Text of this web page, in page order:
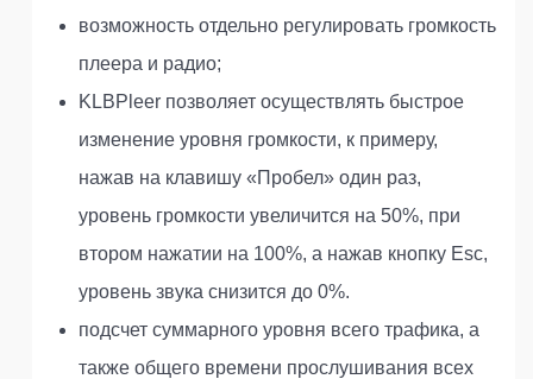
возможность отдельно регулировать громкость
плеера и радио;
KLBPleer позволяет осуществлять быстрое
изменение уровня громкости, к примеру,
нажав на клавишу «Пробел» один раз,
уровень громкости увеличится на 50%, при
втором нажатии на 100%, а нажав кнопку Esc,
уровень звука снизится до 0%.
подсчет суммарного уровня всего трафика, а
также общего времени прослушивания всех